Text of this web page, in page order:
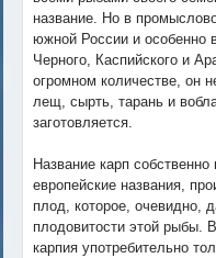
название. Но в
южной России и особенно
Черного, Каспийского и
огромном количестве, он
лещ, сырть, тарань и
заготовляется.
Название карп
европейские названия,
плод, которое, очевидно,
плодовитости этой рыбы.
карпия употребительно